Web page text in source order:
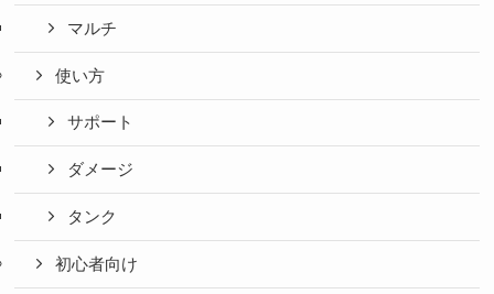
マルチ
使い方
サポート
ダメージ
タンク
初心者向け